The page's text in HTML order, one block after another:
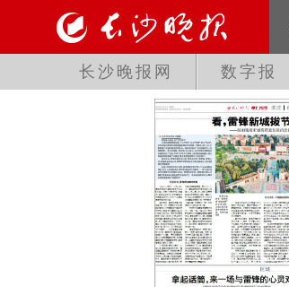
长沙晚报网 数字报